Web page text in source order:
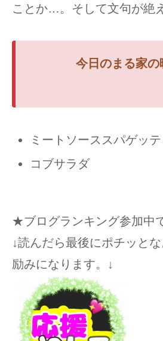
ことか…。そして文句が絶
今日のまる家の
ミートソーススパゲッテ
コブサラダ
★ブログランキング参加中
↓読んだら最後にポチッと
励みになります。↓